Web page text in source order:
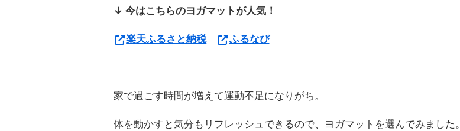
↓ 今はこちらのヨガマットが人気！
楽天ふるさと納税 ふるなび
家で過ごす時間が増えて運動不足になりがち。
体を動かすと気分もリフレッシュできるので、ヨガマットを選んでみました。